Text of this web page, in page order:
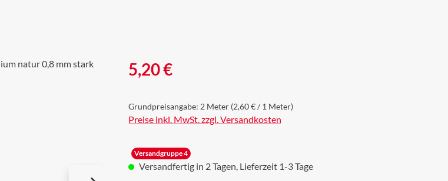
Regulärer Preis:
5,20 €
Grundpreisangabe: 2 Meter (2,60 € / 1 Meter)
Preise inkl. MwSt. zzgl. Versandkosten
Versandgruppe 4
Versandfertig in 2 Tagen, Lieferzeit 1-3 Tage